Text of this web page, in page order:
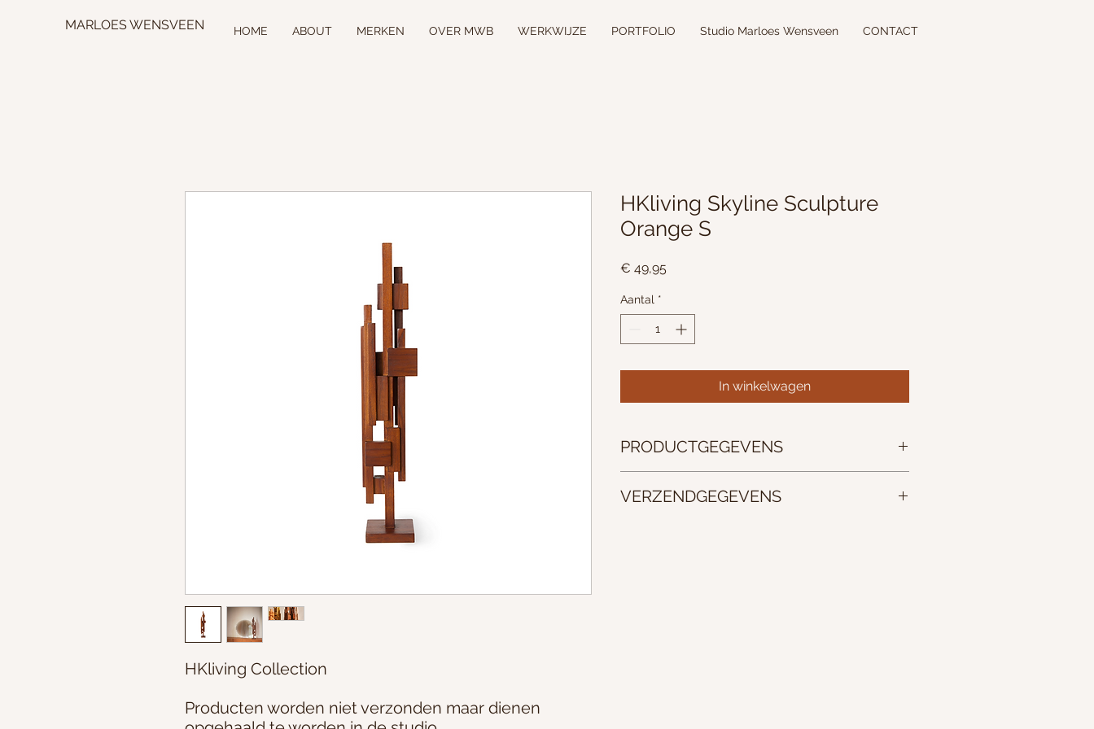
MARLOES WENSVEEN HOME ABOUT MERKEN OVER MWB WERKWIJZE PORTFOLIO Studio Marloes Wensveen CONTACT
HKliving Collection
Producten worden niet verzonden maar dienen
HKliving Skyline Sculpture
Orange S
€ 49,95Prijs
Aantal *
In winkelwagen
PRODUCTGEGEVENS
VERZENDGEGEVENS